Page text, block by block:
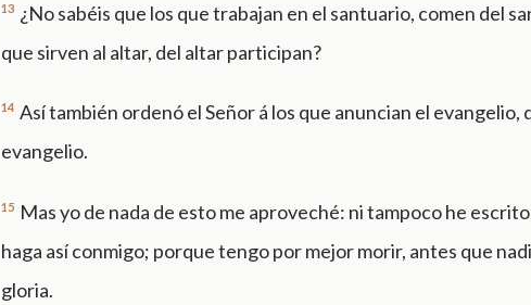
13 ¿No sabéis que los que trabajan en el santuario, comen del
que sirven al altar, del altar participan?
14 Así también ordenó el Señor á los que anuncian el evangelio,
evangelio.
15 Mas yo de nada de esto me aproveché: ni tampoco he
haga así conmigo; porque tengo por mejor morir, antes que
gloria.